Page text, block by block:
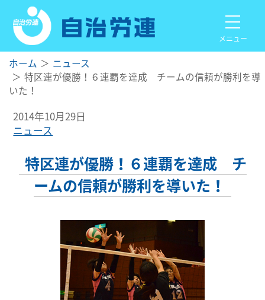
メニュー
ホーム
ニュース
特区連が優勝！６連覇を達成 チームの信頼が勝利を導
いた！
2014年10月29日
ニュース
特区連が優勝！６連覇を達成 チ
ームの信頼が勝利を導いた！